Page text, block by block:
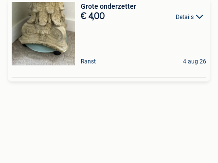
Grote onderzetter
€ 4,00 Details
Ranst 4 aug 26